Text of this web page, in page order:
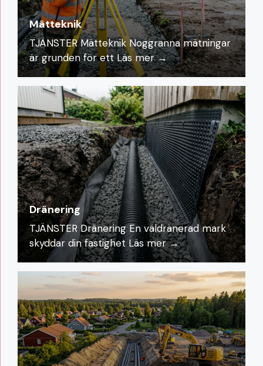
Mätteknik
TJÄNSTER Mätteknik Noggranna mätningar
är grunden för ettLäs mer →
Dränering
TJÄNSTER Dränering En väldränerad mark
skyddar din fastighetLäs mer →